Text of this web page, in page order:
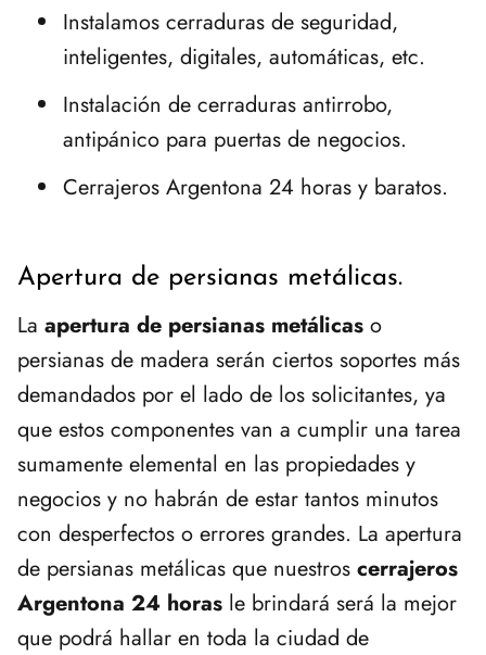
Instalamos cerraduras de seguridad,
inteligentes, digitales, automáticas, etc.
Instalación de cerraduras antirrobo,
antipánico para puertas de negocios.
Cerrajeros Argentona 24 horas y baratos.
Apertura de persianas metálicas.
La apertura de persianas metálicas o
persianas de madera serán ciertos soportes más
demandados por el lado de los solicitantes, ya
que estos componentes van a cumplir una tarea
sumamente elemental en las propiedades y
negocios y no habrán de estar tantos minutos
con desperfectos o errores grandes. La apertura
de persianas metálicas que nuestros cerrajeros
Argentona 24 horas le brindará será la mejor
que podrá hallar en toda la ciudad de